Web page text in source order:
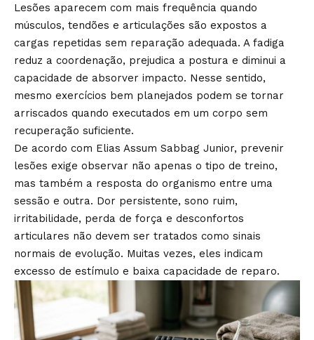
Lesões aparecem com mais frequência quando
músculos, tendões e articulações são expostos a
cargas repetidas sem reparação adequada. A fadiga
reduz a coordenação, prejudica a postura e diminui a
capacidade de absorver impacto. Nesse sentido,
mesmo exercícios bem planejados podem se tornar
arriscados quando executados em um corpo sem
recuperação suficiente.
De acordo com Elias Assum Sabbag Junior, prevenir
lesões exige observar não apenas o tipo de treino,
mas também a resposta do organismo entre uma
sessão e outra. Dor persistente, sono ruim,
irritabilidade, perda de força e desconfortos
articulares não devem ser tratados como sinais
normais de evolução. Muitas vezes, eles indicam
excesso de estímulo e baixa capacidade de reparo.